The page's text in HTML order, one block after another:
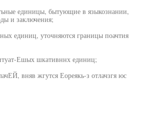
единицы, бытующие в языкознании,
и заключения;
единиц, уточняются границы поачтия
Ешых шкативннх единиц;
вняв жгутся Еореякь-з отлачзгя юс